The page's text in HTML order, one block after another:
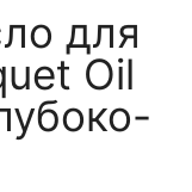
для
Oil